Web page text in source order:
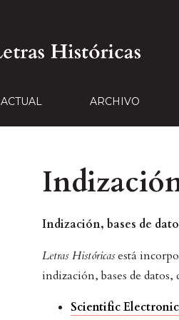
ACTUAL ARCHIVO
Indización, bases de
Letras Históricasestá
indización, bases de
Scientific